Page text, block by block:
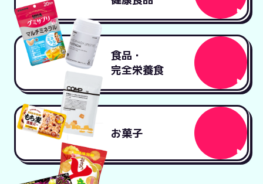
食品・
完全栄養食
お菓子